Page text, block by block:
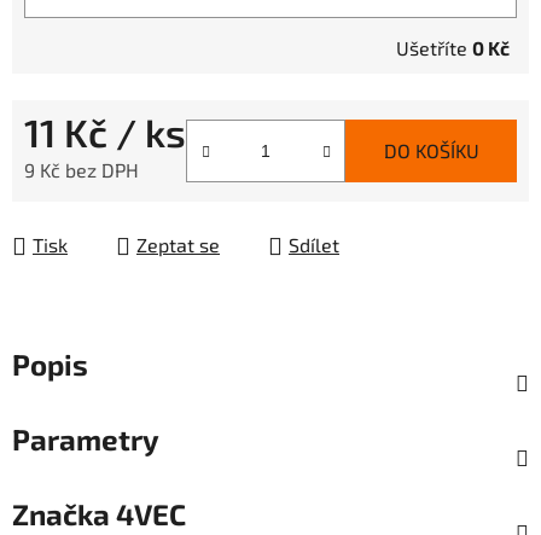
Ušetříte 0 Kč
11 Kč / ks
9 Kč bez DPH
DO KOŠÍKU
Tisk Zeptat se Sdílet
Popis
Parametry
Značka 4VEC